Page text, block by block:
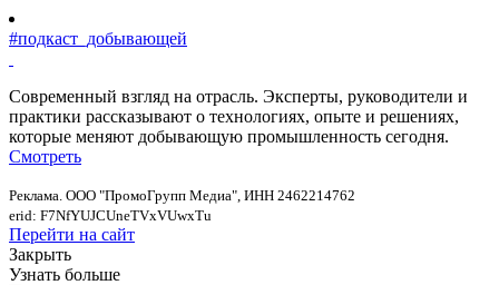
#подкаст_добывающей
Современный взгляд на отрасль. Эксперты, руководители и
практики рассказывают о технологиях, опыте и решениях,
которые меняют добывающую промышленность сегодня.
Смотреть
Реклама. ООО "ПромоГрупп Медиа", ИНН 2462214762
erid: F7NfYUJCUneTVxVUwxTu
Перейти на сайт
Закрыть
Узнать больше